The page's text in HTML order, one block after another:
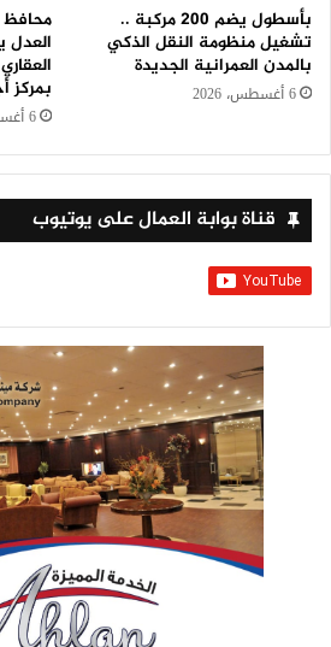
بأسطول يضم 200 مركبة ..
تشغيل منظومة النقل الذكي
بالمدن العمرانية الجديدة
6 أغسطس، 2026
محافظ
العدل
بمركز
6 أغسطس، 2026
قناة بوابة العمال على يوتيوب